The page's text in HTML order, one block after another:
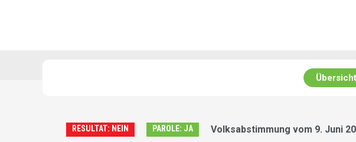
Übersicht
RESULTAT: NEIN PAROLE: JA Volksabstimmung vom 9. Juni